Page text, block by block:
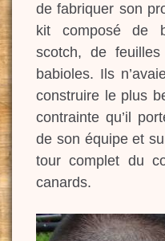
de fabriquer son
kit composé de
scotch, de
babioles. Ils
construire le plus
contrainte qu’il
de son équipe et
tour complet du
canards.